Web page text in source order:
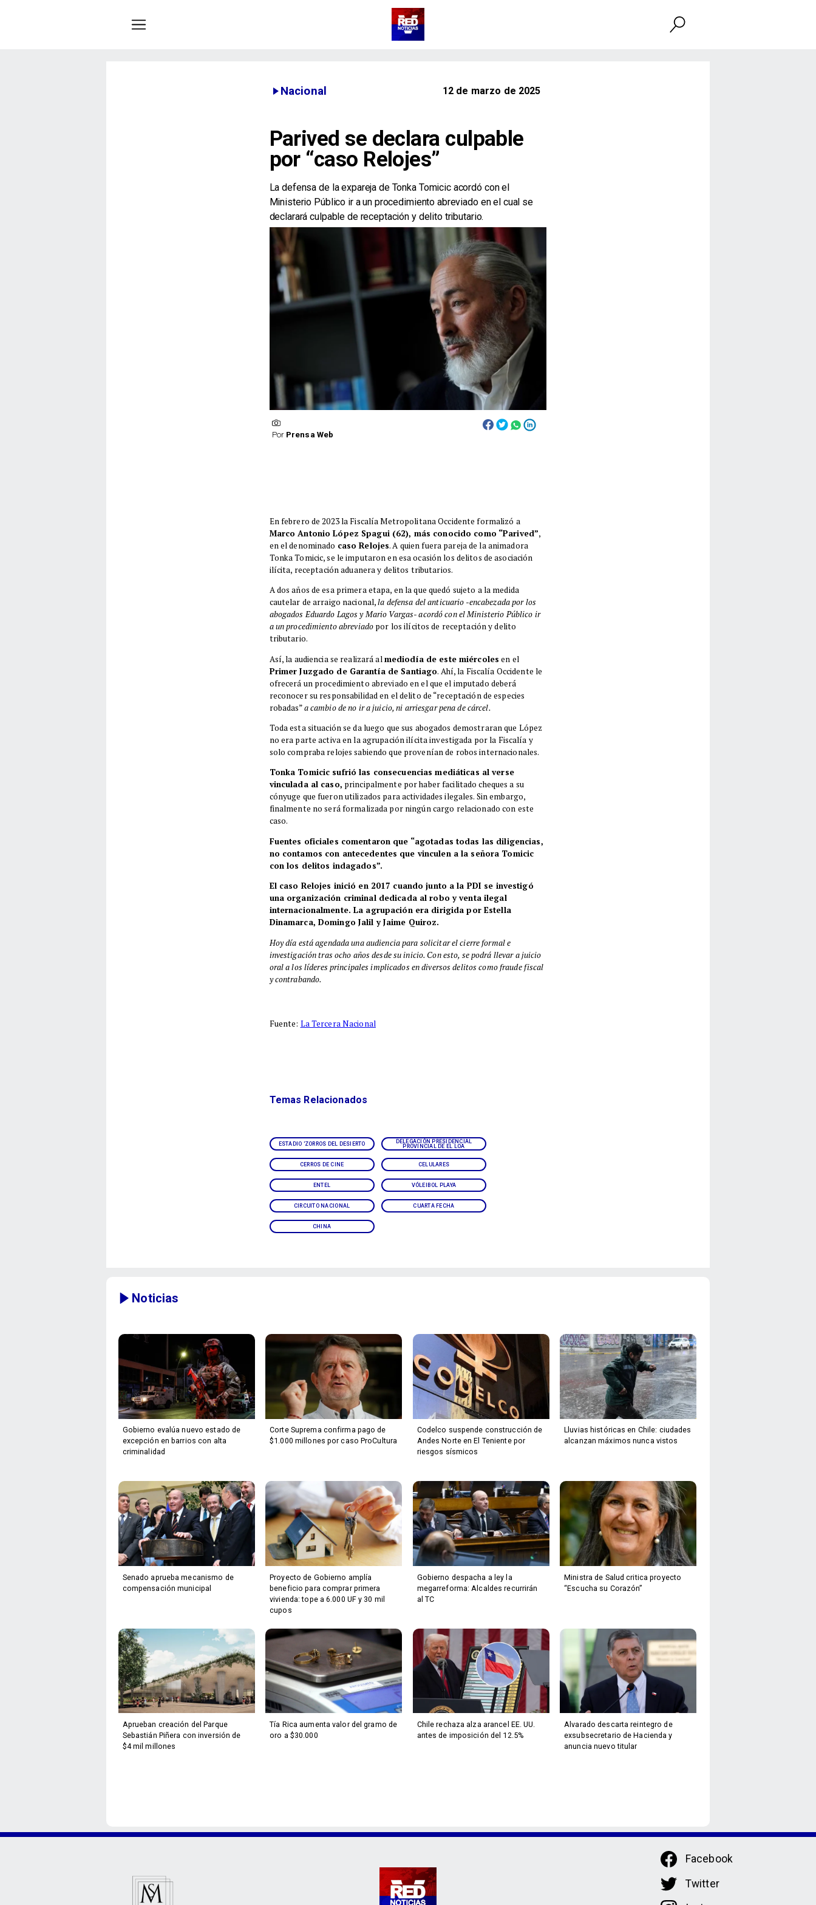
Nacional 12 de marzo de 2025
Parived se declara culpable
por “caso Relojes”
La defensa de la expareja de Tonka Tomicic acordó con el
Ministerio Público ir a un procedimiento abreviado en el cual se
declarará culpable de receptación y delito tributario.
Por Prensa Web
En febrero de 2023 la Fiscalía Metropolitana Occidente formalizó a
Marco Antonio López Spagui (62), más conocido como “Parived”,
en el denominado caso Relojes. A quien fuera pareja de la animadora
Tonka Tomicic, se le imputaron en esa ocasión los delitos de asociación
ilícita, receptación aduanera y delitos tributarios.
A dos años de esa primera etapa, en la que quedó sujeto a la medida
cautelar de arraigo nacional,la defensa del anticuario -encabezada por los
abogados Eduardo Lagos y Mario Vargas- acordó con el Ministerio Público ir
a un procedimiento abreviado por los ilícitos de receptación y delito
tributario.
Así, la audiencia se realizará al mediodía de este miércoles en el
Primer Juzgado de Garantía de Santiago. Ahí, la Fiscalía Occidente le
ofrecerá un procedimiento abreviado en el que el imputado deberá
reconocer su responsabilidad en el delito de “receptación de especies
robadas”a cambio de no ir a juicio, ni arriesgar pena de cárcel.
Toda esta situación se da luego que sus abogados demostraran que López
no era parte activa en la agrupación ilícita investigada por la Fiscalía y
solo compraba relojes sabiendo que provenían de robos internacionales.
Tonka Tomicic sufrió las consecuencias mediáticas al verse
vinculada al caso, principalmente por haber facilitado cheques a su
cónyuge que fueron utilizados para actividades ilegales. Sin embargo,
finalmente no será formalizada por ningún cargo relacionado con este
caso.
Fuentes oficiales comentaron que “agotadas todas las diligencias,
no contamos con antecedentes que vinculen a la señora Tomicic
con los delitos indagados”.
El caso Relojes inició en 2017 cuando junto a la PDI se investigó
una organización criminal dedicada al robo y venta ilegal
internacionalmente. La agrupación era dirigida por Estella
Dinamarca, Domingo Jalil y Jaime Quiroz.
Hoy día está agendada una audiencia para solicitar el cierre formal e
investigación tras ocho años desde su inicio. Con esto, se podrá llevar a juicio
oral a los líderes principales implicados en diversos delitos como fraude fiscal
y contrabando.
Fuente: La Tercera Nacional
ESTADIO 'ZORROS DEL DESIERTO
DELEGACIÓN PRESIDENCIAL
PROVINCIAL DE EL LOA
CERROS DE CINE CELULARES
ENTEL VÓLEIBOL PLAYA
CIRCUITO NACIONAL CUARTA FECHA
CHINA
Temas Relacionados
Noticias
Gobierno evalúa nuevo estado de
excepción en barrios con alta
criminalidad
Corte Suprema confirma pago de
$1.000 millones por caso ProCultura
Codelco suspende construcción de
Andes Norte en El Teniente por
riesgos sísmicos
Lluvias históricas en Chile: ciudades
alcanzan máximos nunca vistos
Senado aprueba mecanismo de
compensación municipal
Proyecto de Gobierno amplía
beneficio para comprar primera
vivienda: tope a 6.000 UF y 30 mil
cupos
Gobierno despacha a ley la
megarreforma: Alcaldes recurrirán
al TC
Ministra de Salud critica proyecto
“Escucha su Corazón”
Aprueban creación del Parque
Sebastián Piñera con inversión de
$4 mil millones
Tía Rica aumenta valor del gramo de
oro a $30.000
Chile rechaza alza arancel EE. UU.
antes de imposición del 12.5%
Alvarado descarta reintegro de
exsubsecretario de Hacienda y
anuncia nuevo titular
Facebook
Twitter